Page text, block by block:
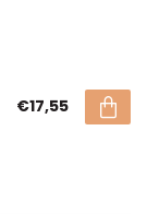
€17,55